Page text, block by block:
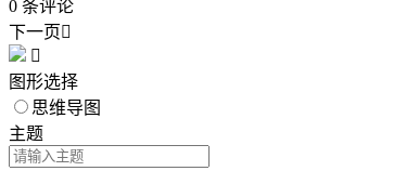
0 条评论
下一页

图形选择
思维导图
主题